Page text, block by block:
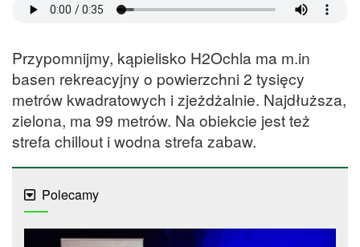
Przypomnijmy, kąpielisko H2Ochla ma m.in
basen rekreacyjny o powierzchni 2 tysięcy
metrów kwadratowych i zjeżdżalnie. Najdłuższa,
zielona, ma 99 metrów. Na obiekcie jest też
strefa chillout i wodna strefa zabaw.
Polecamy